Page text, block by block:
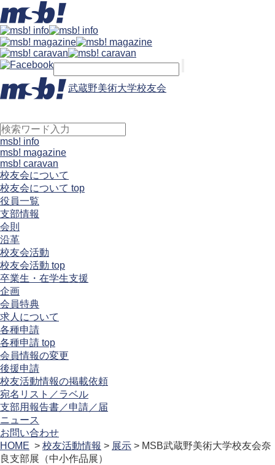
武蔵野美術大学校友会
msb! info
msb! magazine
msb! caravan
校友会について
校友会について top
役員一覧
支部情報
会則
沿革
校友会活動
校友会活動 top
卒業生・在学生支援
企画
会員特典
求人について
各種申請
各種申請 top
会員情報の変更
後援申請
校友活動情報の掲載依頼
宛名リスト／ラベル
支部用報告書／申請／届
ニュース
お問い合わせ
HOME > 校友活動情報 > 展示 > MSB武蔵野美術大学校友会奈
良支部展（中小作品展）